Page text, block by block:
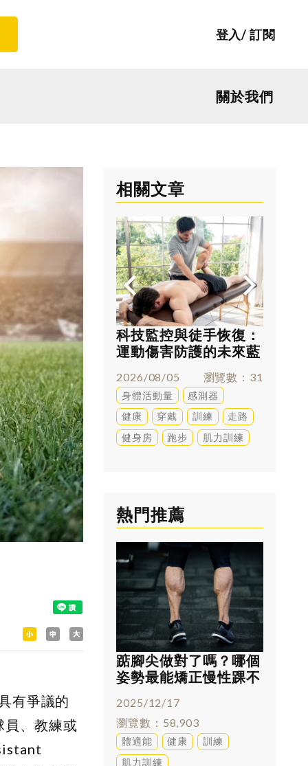
登入 訂閱
關於我們
有爭議的
員、教練或
相關文章
科技監控與徒手恢復：
運動傷害防護的未來藍
2026/08/05 瀏覽數 31
身體活動量
感測器
健康
穿戴 訓練
走路
健身房
跑步 肌力訓練
熱門推薦
踮腳尖做對了嗎？哪個
姿勢最能矯正慢性踝不
2025/12/17
瀏覽數
58,903
體適能 健康
訓練
肌力訓練